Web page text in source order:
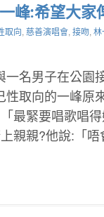
峰:希望大家
取向, 慈善演唱會, 接吻, 林
名男子在公園
取向的一峰原
最緊要唱歌唱
親親?他說:「